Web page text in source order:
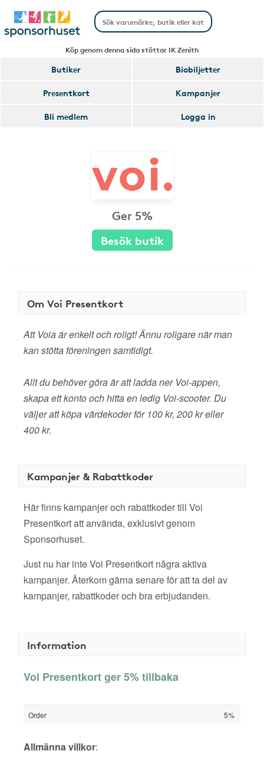
Köp genom denna sida stöttar IK Zenith
Butiker
Biobiljetter
Presentkort
Kampanjer
Bli medlem
Logga in
Ger 5%
Besök butik
Om Voi Presentkort
Att Voia är enkelt och roligt! Ännu roligare när man
kan stötta föreningen samtidigt.
Allt du behöver göra är att ladda ner Voi-appen,
skapa ett konto och hitta en ledig Voi-scooter. Du
väljer att köpa värdekoder för 100 kr, 200 kr eller
400 kr.
Kampanjer & Rabattkoder
Här finns kampanjer och rabattkoder till Voi
Presentkort att använda, exklusivt genom
Sponsorhuset.
Just nu har inte Voi Presentkort några aktiva
kampanjer. Återkom gärna senare för att ta del av
kampanjer, rabattkoder och bra erbjudanden.
Information
Voi Presentkort ger 5% tillbaka
Order 5%
Allmänna villkor: